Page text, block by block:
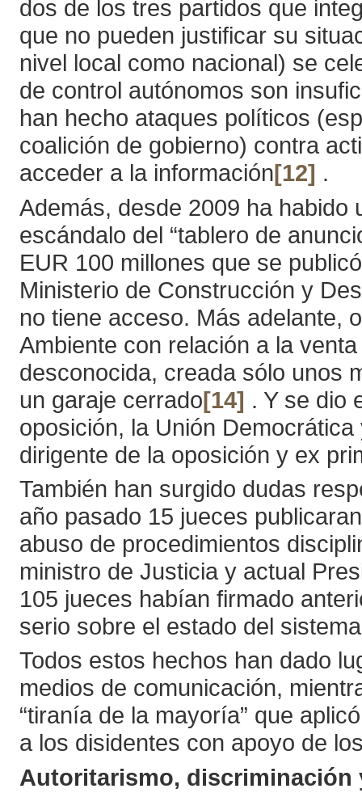
dos de los tres partidos que
que no pueden justificar su
nivel local como nacional) se
de control autónomos son
han hecho ataques políticos
coalición de gobierno) contra
acceder a la información[12] .
Además, desde 2009 ha habido
escándalo del “tablero de
EUR 100 millones que se
Ministerio de Construcción y
no tiene acceso. Más adelante,
Ambiente con relación a la
desconocida, creada sólo unos
un garaje cerrado[14] . Y se dio
oposición, la Unión
dirigente de la oposición y ex
También han surgido dudas
año pasado 15 jueces
abuso de procedimientos
ministro de Justicia y actual
105 jueces habían firmado
serio sobre el estado del
Todos estos hechos han dado
medios de comunicación,
“tiranía de la mayoría” que
a los disidentes con apoyo de
Autoritarismo, discriminación